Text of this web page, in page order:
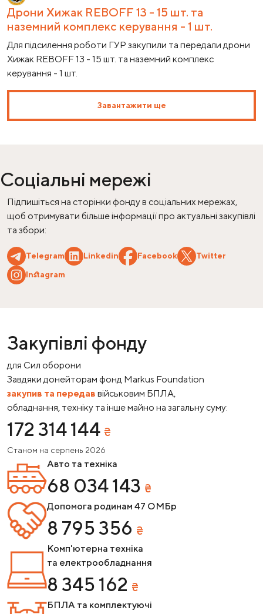
Дрони Хижак REBOFF 13 - 15 шт. та
наземний комплекс керування - 1 шт.
Для підсилення роботи ГУР закупили та передали дрони
Хижак REBOFF 13 - 15 шт. та наземний комплекс
керування - 1 шт.
Завантажити ще
Соціальні мережі
Підпишіться на сторінки фонду в соціальних мережах,
щоб отримувати більше інформації про актуальні закупівлі
та збори:
Telegram Linkedin Facebook
Twitter
Instagram
Закупівлі фонду
для Сил оборони
Завдяки донейторам фонд Markus Foundation
закупив та передав військовим БПЛА,
обладнання, техніку та інше майно на загальну суму:
172 314144 ₴
Станом на серпень 2026
Авто та техніка
68 034143 ₴
Допомога родинам 47 ОМБр
8 795 356 ₴
Комп'ютерна техніка
та електрообладнання
8 345 162 ₴
БПЛА та комплектуючі